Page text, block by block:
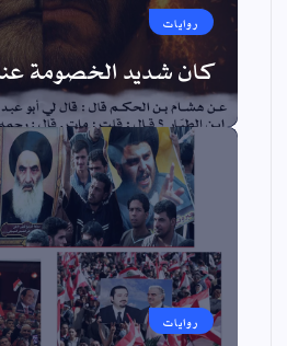
روايات
كان شديد الخصومة
روايات